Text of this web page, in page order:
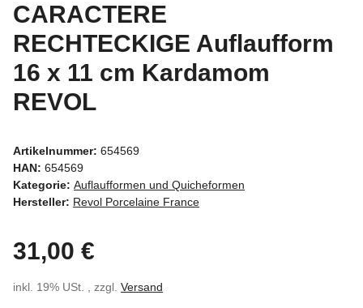
CARACTERE
RECHTECKIGE Auflaufform
16 x 11 cm Kardamom
REVOL
Artikelnummer: 654569
HAN: 654569
Kategorie: Auflaufformen und Quicheformen
Hersteller: Revol Porcelaine France
31,00 €
inkl. 19% USt. , zzgl. Versand